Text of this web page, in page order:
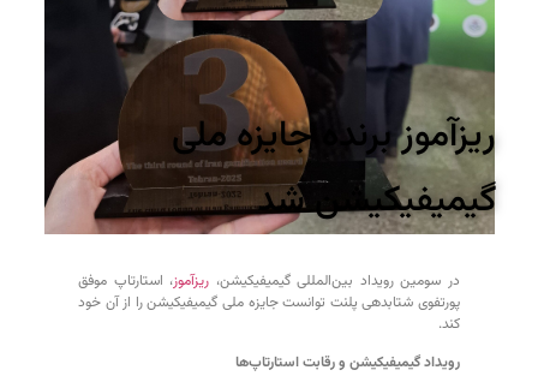
ریزآموز برنده جایزه ملی
گیمیفیکیشن شد
در سومین رویداد بین‌المللی گیمیفیکیشن، ریزآموز، استارتاپ موفق
پورتفوی شتابدهی پلنت توانست جایزه ملی گیمیفیکیشن را از آن خود
کند.
رویداد گیمیفیکیشن و رقابت استارتاپ‌ها